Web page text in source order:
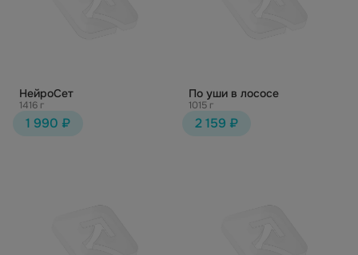
НейроСет
1416 г
1 990 ₽
По уши в лососе
1015 г
2 159 ₽